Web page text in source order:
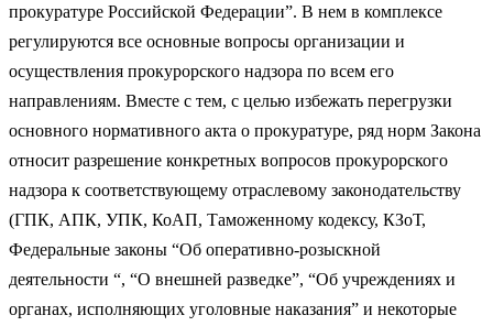
прокуратуре Российской Федерации”. В нем в комплексе
регулируются все основные вопросы организации и
осуществления прокурорского надзора по всем его
направлениям. Вместе с тем, с целью избежать перегрузки
основного нормативного акта о прокуратуре, ряд норм Закона
относит разрешение конкретных вопросов прокурорского
надзора к соответствующему отраслевому законодательству
(ГПК, АПК, УПК, КоАП, Таможенному кодексу, КЗоТ,
Федеральные законы “Об оперативно-розыскной
деятельности “, “О внешней разведке”, “Об учреждениях и
органах, исполняющих уголовные наказания” и некоторые